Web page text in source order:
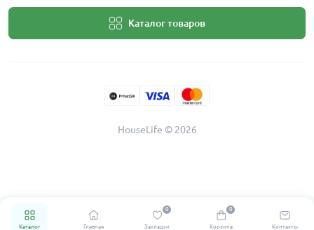
Каталог Главная Закладки
0
Корзина
0
Контакты
Каталог товаров
HouseLife © 2026